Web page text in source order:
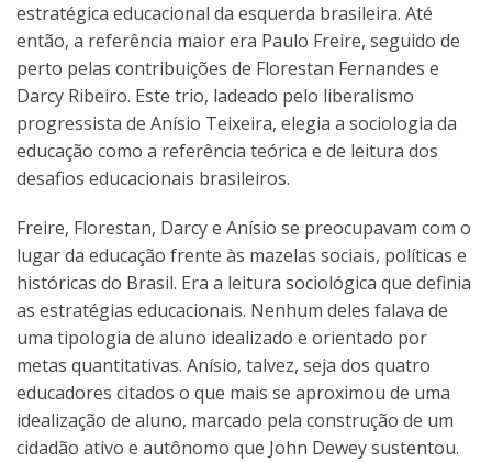
estratégica educacional da esquerda brasileira. Até
então, a referência maior era Paulo Freire, seguido de
perto pelas contribuições de Florestan Fernandes e
Darcy Ribeiro. Este trio, ladeado pelo liberalismo
progressista de Anísio Teixeira, elegia a sociologia da
educação como a referência teórica e de leitura dos
desafios educacionais brasileiros.
Freire, Florestan, Darcy e Anísio se preocupavam com o
lugar da educação frente às mazelas sociais, políticas e
históricas do Brasil. Era a leitura sociológica que definia
as estratégias educacionais. Nenhum deles falava de
uma tipologia de aluno idealizado e orientado por
metas quantitativas. Anísio, talvez, seja dos quatro
educadores citados o que mais se aproximou de uma
idealização de aluno, marcado pela construção de um
cidadão ativo e autônomo que John Dewey sustentou.